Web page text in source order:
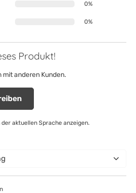
0%
0%
Produkt!
mit anderen Kunden.
aktuellen Sprache anzeigen.